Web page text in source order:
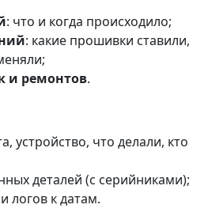
: что и когда происходило;
: какие прошивки ставили,
и ремонтов.
устройство, что делали, кто
деталей (с серийниками);
логов к датам.